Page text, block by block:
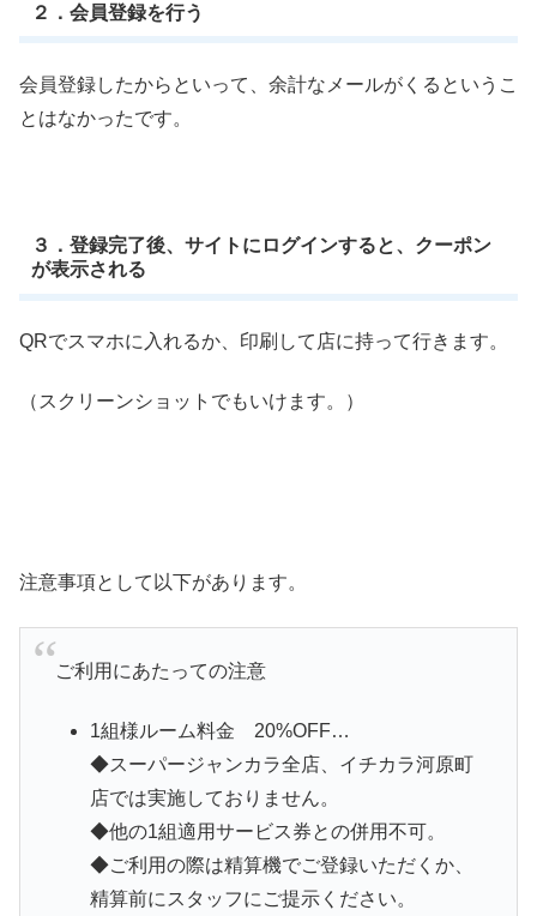
２．会員登録を行う
会員登録したからといって、余計なメールがくるというこ
とはなかったです。
３．登録完了後、サイトにログインすると、クーポン
が表示される
QRでスマホに入れるか、印刷して店に持って行きます。
（スクリーンショットでもいけます。）
注意事項として以下があります。
ご利用にあたっての注意
1組様ルーム料金 20%OFF…
◆スーパージャンカラ全店、イチカラ河原町
店では実施しておりません。
◆他の1組適用サービス券との併用不可。
◆ご利用の際は精算機でご登録いただくか、
精算前にスタッフにご提示ください。